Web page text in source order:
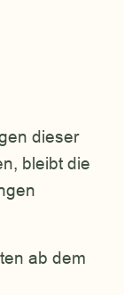
dieser
bleibt die
ab dem